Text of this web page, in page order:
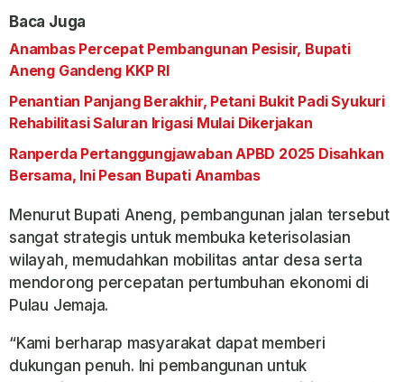
Baca Juga
Anambas Percepat Pembangunan Pesisir, Bupati
Aneng Gandeng KKP RI
Penantian Panjang Berakhir, Petani Bukit Padi Syukuri
Rehabilitasi Saluran Irigasi Mulai Dikerjakan
Ranperda Pertanggungjawaban APBD 2025 Disahkan
Bersama, Ini Pesan Bupati Anambas
Menurut Bupati Aneng, pembangunan jalan tersebut
sangat strategis untuk membuka keterisolasian
wilayah, memudahkan mobilitas antar desa serta
mendorong percepatan pertumbuhan ekonomi di
Pulau Jemaja.
“Kami berharap masyarakat dapat memberi
dukungan penuh. Ini pembangunan untuk